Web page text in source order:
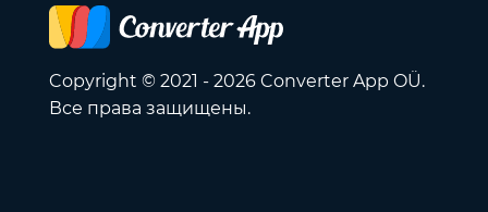
Copyright © 2021 - 2026 Converter App OÜ.
Все права защищены.